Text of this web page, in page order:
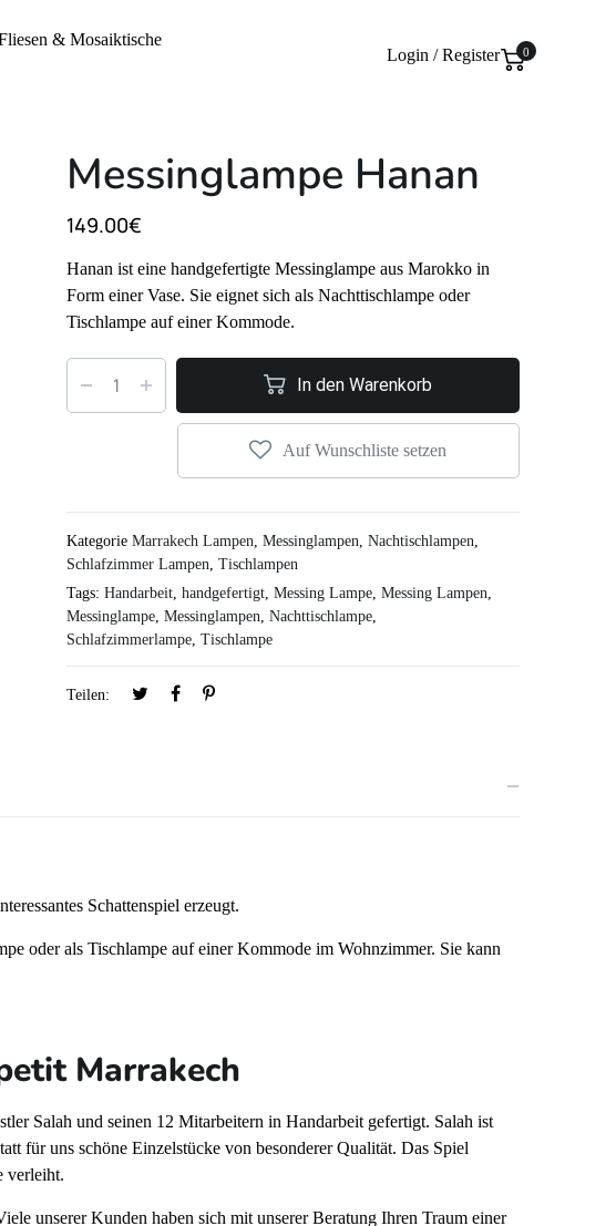
& Mosaiktische
Login / Register 0
Messinglampe Hanan
149.00€
Hanan ist eine handgefertigte Messinglampe aus Marokko in
Form einer Vase. Sie eignet sich als Nachttischlampe oder
Tischlampe auf einer Kommode.
In den Warenkorb
Auf Wunschliste setzen
Kategorie Marrakech Lampen, Messinglampen, Nachtischlampen,
Schlafzimmer Lampen, Tischlampen
Tags: Handarbeit, handgefertigt, Messing Lampe, Messing Lampen,
Messinglampe, Messinglampen, Nachttischlampe,
Schlafzimmerlampe, Tischlampe
Teilen:
Schattenspiel erzeugt.
oder als Tischlampe auf einer Kommode im Wohnzimmer. Sie kann
Marrakech
Salah und seinen 12 Mitarbeitern in Handarbeit gefertigt. Salah ist
für uns schöne Einzelstücke von besonderer Qualität. Das Spiel
verleiht.
unserer Kunden haben sich mit unserer Beratung Ihren Traum einer